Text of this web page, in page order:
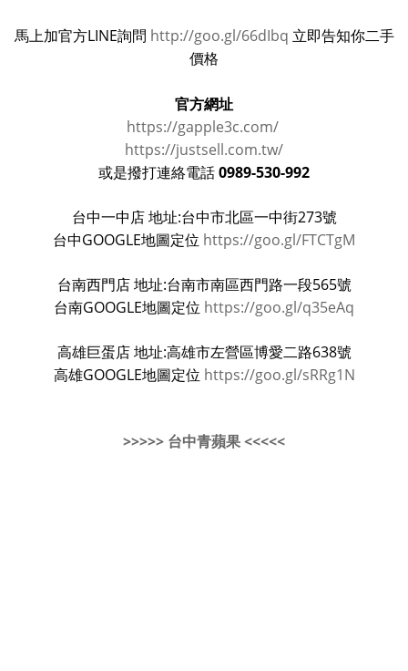
馬上加官方LINE詢問 http://goo.gl/66dIbq 立即告知你二手
價格
官方網址
https://gapple3c.com/
https://justsell.com.tw/
或是撥打連絡電話 0989-530-992
台中一中店 地址:台中市北區一中街273號
台中GOOGLE地圖定位 https://goo.gl/FTCTgM
台南西門店 地址:台南市南區西門路一段565號
台南GOOGLE地圖定位 https://goo.gl/q35eAq
高雄巨蛋店 地址:高雄市左營區博愛二路638號
高雄GOOGLE地圖定位 https://goo.gl/sRRg1N
>>>>> 台中青蘋果 <<<<<